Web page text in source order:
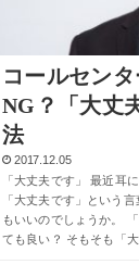
コールセン
NG？「大丈
法
2017.12.05
「大丈夫です」 最近耳
「大丈夫です」という
もいいのでしょうか。
ても良い？ そもそも「